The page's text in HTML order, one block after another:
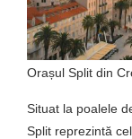
Orașul Split din
Situat la poalele
Split reprezintă